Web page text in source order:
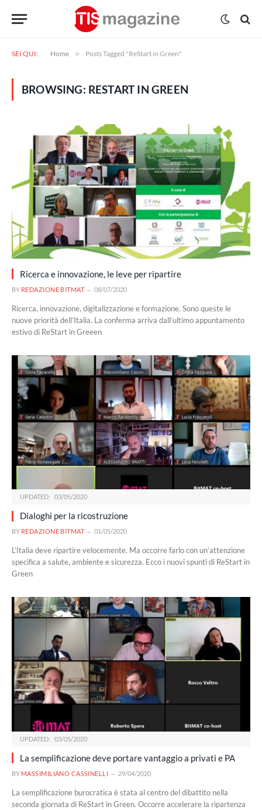
SEI QUI: Home » Posts Tagged "ReStart in Green"
BROWSING: RESTART IN GREEN
Ricerca e innovazione, le leve per ripartire
BY REDAZIONE BITMAT 08/07/2020
Ricerca, innovazione, digitalizzazione e formazione. Sono queste le
nuove priorità dell’Italia. La conferma arriva dall’ultimo appuntamento
estivo di ReStart in Greeen
UPDATED: 03/05/2020
Dialoghi per la ricostruzione
BY REDAZIONE BITMAT 01/05/2020
L’Italia deve ripartire velocemente. Ma occorre farlo con un’attenzione
specifica a salute, ambiente e sicurezza. Ecco i nuovi spunti di ReStart in
Green
UPDATED: 03/05/2020
La semplificazione deve portare vantaggio a privati e PA
BY MASSIMILIANO CASSINELLI 29/04/2020
La semplificazione burocratica è stata al centro del dibattito nella
seconda giornata di ReStart in Green. Occorre accelerare la ripartenza